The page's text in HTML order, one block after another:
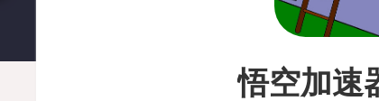
悟空加速